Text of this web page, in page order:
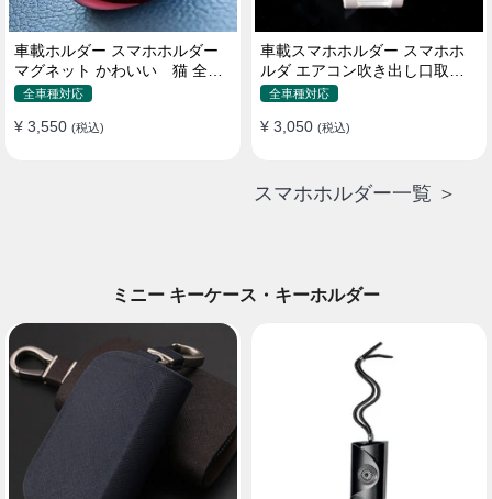
車載ホルダー スマホホルダー
マグネット かわいい 猫 全機
種 片手操作
全車種対応
¥ 3,550 (税込)
車載スマホホルダー スマホホ
ルダ エアコン吹き出し口取り
付け 全機種 可愛い アニメ
全車種対応
¥ 3,050 (税込)
スマホホルダー一覧 ＞
ミニー キーケース・キーホルダー